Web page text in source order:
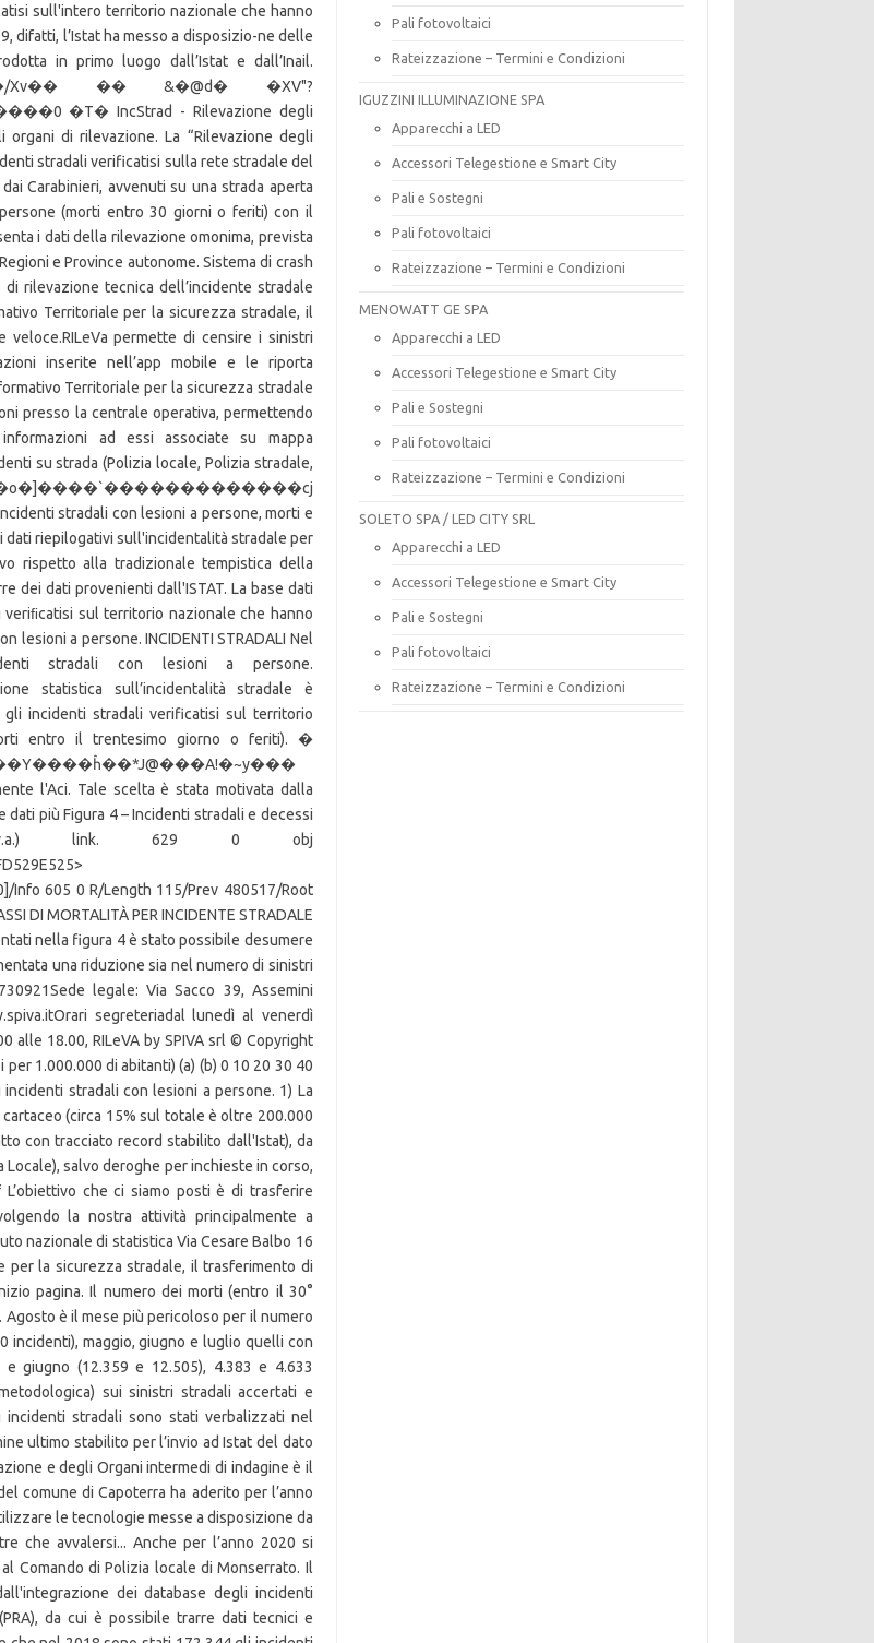
Pali fotovoltaici
Rateizzazione – Termini e Condizioni
IGUZZINI ILLUMINAZIONE SPA
Apparecchi a LED
Accessori Telegestione e Smart City
Pali e Sostegni
Pali fotovoltaici
Rateizzazione – Termini e Condizioni
MENOWATT GE SPA
Apparecchi a LED
Accessori Telegestione e Smart City
Pali e Sostegni
Pali fotovoltaici
Rateizzazione – Termini e Condizioni
SOLETO SPA / LED CITY SRL
Apparecchi a LED
Accessori Telegestione e Smart City
Pali e Sostegni
Pali fotovoltaici
Rateizzazione – Termini e Condizioni